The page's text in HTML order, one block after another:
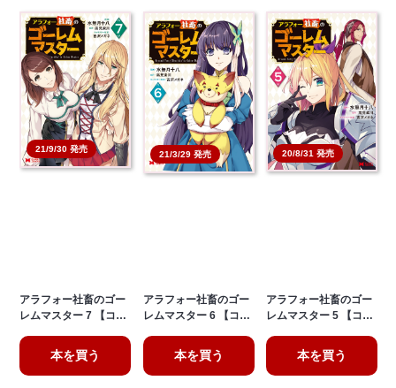
21/9/30 発売
アラフォー社畜のゴー
レムマスター 7 【コ…
本を買う
21/3/29 発売
アラフォー社畜のゴー
レムマスター 6 【コ…
本を買う
20/8/31 発売
アラフォー社畜のゴー
レムマスター 5 【コ…
本を買う